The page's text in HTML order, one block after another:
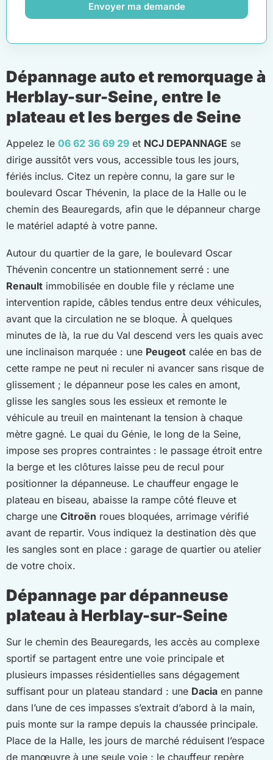
Envoyer ma demande
Dépannage auto et remorquage à
Herblay-sur-Seine, entre le
plateau et les berges de Seine
Appelez le 06 62 36 69 29 et NCJ DEPANNAGE se
dirige aussitôt vers vous, accessible tous les jours,
fériés inclus. Citez un repère connu, la gare sur le
boulevard Oscar Thévenin, la place de la Halle ou le
chemin des Beauregards, afin que le dépanneur charge
le matériel adapté à votre panne.
Autour du quartier de la gare, le boulevard Oscar
Thévenin concentre un stationnement serré : une
Renault immobilisée en double file y réclame une
intervention rapide, câbles tendus entre deux véhicules,
avant que la circulation ne se bloque. À quelques
minutes de là, la rue du Val descend vers les quais avec
une inclinaison marquée : une Peugeot calée en bas de
cette rampe ne peut ni reculer ni avancer sans risque de
glissement ; le dépanneur pose les cales en amont,
glisse les sangles sous les essieux et remonte le
véhicule au treuil en maintenant la tension à chaque
mètre gagné. Le quai du Génie, le long de la Seine,
impose ses propres contraintes : le passage étroit entre
la berge et les clôtures laisse peu de recul pour
positionner la dépanneuse. Le chauffeur engage le
plateau en biseau, abaisse la rampe côté fleuve et
charge une Citroën roues bloquées, arrimage vérifié
avant de repartir. Vous indiquez la destination dès que
les sangles sont en place : garage de quartier ou atelier
de votre choix.
Dépannage par dépanneuse
plateau à Herblay-sur-Seine
Sur le chemin des Beauregards, les accès au complexe
sportif se partagent entre une voie principale et
plusieurs impasses résidentielles sans dégagement
suffisant pour un plateau standard : une Dacia en panne
dans l’une de ces impasses s’extrait d’abord à la main,
puis monte sur la rampe depuis la chaussée principale.
Place de la Halle, les jours de marché réduisent l’espace
de manœuvre à une seule voie ; le chauffeur repère